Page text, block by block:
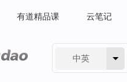
有道精品课 云笔记
中英